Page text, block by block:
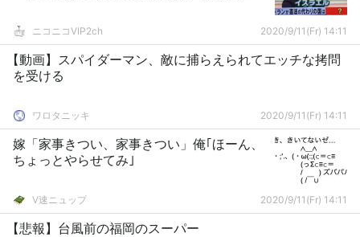
ニコニコVIP2ch 2020/9/11(Fr) 14:11
【動画】スパイダーマン、敵に捕らえられてエッチな拷問
を受ける
ワロタニッキ 2020/9/11(Fr) 14:11
嫁「家事きつい、家事きつい」俺｢ほーん、
ちょっとやらせてみ｣
V速ニュップ 2020/9/11(Fr) 14:11
【悲報】台風前の福岡のスーパー